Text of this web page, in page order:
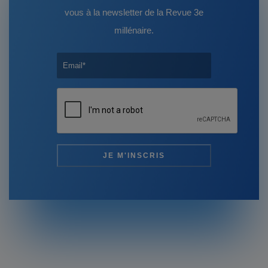
vous à la newsletter de la Revue 3e
millénaire.